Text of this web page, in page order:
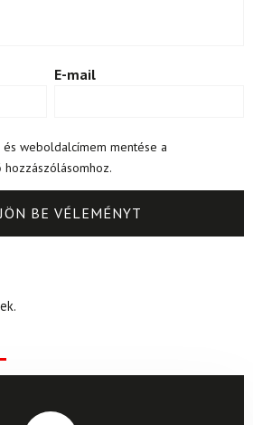
E-mail
és weboldalcímem mentése a